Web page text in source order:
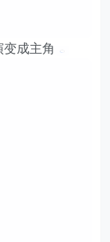
变成主角